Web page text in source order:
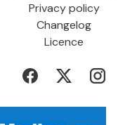
Privacy policy
Changelog
Licence